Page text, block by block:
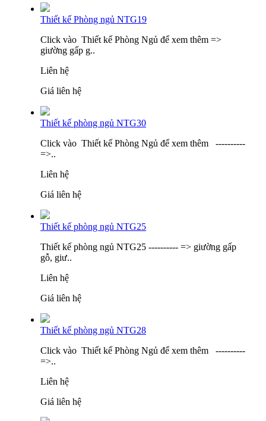
Thiết kế Phòng ngủ NTG19
Click vào Thiết kế Phòng Ngủ để xem thêm =>
giường gấp g..
Liên hệ
Giá liên hệ
Thiết kế phòng ngủ NTG30
Click vào Thiết kế Phòng Ngủ để xem thêm ----------
=>..
Liên hệ
Giá liên hệ
Thiết kế phòng ngủ NTG25
Thiết kế phòng ngủ NTG25 ---------- => giường gấp
gỗ, giư..
Liên hệ
Giá liên hệ
Thiết kế phòng ngủ NTG28
Click vào Thiết kế Phòng Ngủ để xem thêm ----------
=>..
Liên hệ
Giá liên hệ